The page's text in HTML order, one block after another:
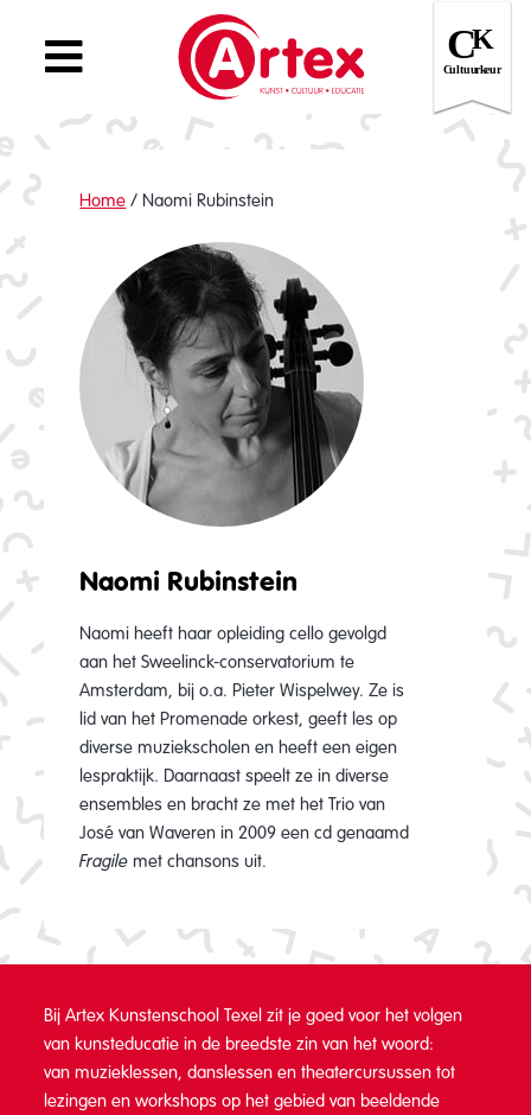
Home /Naomi Rubinstein
Naomi Rubinstein
Naomi heeft haar opleiding cello gevolgd
aan het Sweelinck-conservatorium te
Amsterdam, bij o.a. Pieter Wispelwey. Ze is
lid van het Promenade orkest, geeft les op
diverse muziekscholen en heeft een eigen
lespraktijk. Daarnaast speelt ze in diverse
ensembles en bracht ze met het Trio van
José van Waveren in 2009 een cd genaamd
Fragile met chansons uit.
Bij Artex Kunstenschool Texel zit je goed voor het volgen
van kunsteducatie in de breedste zin van het woord:
van muzieklessen, danslessen en theatercursussen tot
lezingen en workshops op het gebied van beeldende